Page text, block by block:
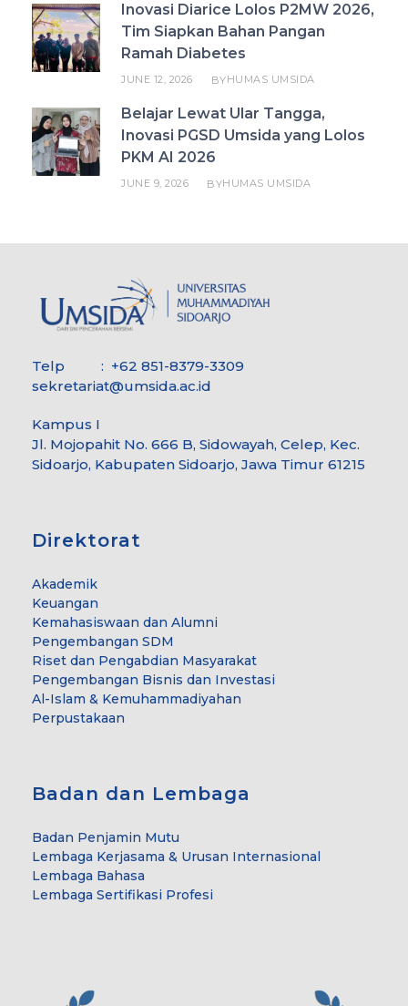
Inovasi Diarice Lolos P2MW 2026,
Tim Siapkan Bahan Pangan
Ramah Diabetes
JUNE 12, 2026 BYHUMAS UMSIDA
Belajar Lewat Ular Tangga,
Inovasi PGSD Umsida yang Lolos
PKM AI 2026
JUNE 9, 2026 BYHUMAS UMSIDA
Telp : +62 851-8379-3309
sekretariat@umsida.ac.id
Kampus I
Jl. Mojopahit No. 666 B, Sidowayah, Celep, Kec.
Sidoarjo, Kabupaten Sidoarjo, Jawa Timur 61215
Direktorat
Akademik
Keuangan
Kemahasiswaan dan Alumni
Pengembangan SDM
Riset dan Pengabdian Masyarakat
Pengembangan Bisnis dan Investasi
Al-Islam & Kemuhammadiyahan
Perpustakaan
Badan dan Lembaga
Badan Penjamin Mutu
Lembaga Kerjasama & Urusan Internasional
Lembaga Bahasa
Lembaga Sertifikasi Profesi